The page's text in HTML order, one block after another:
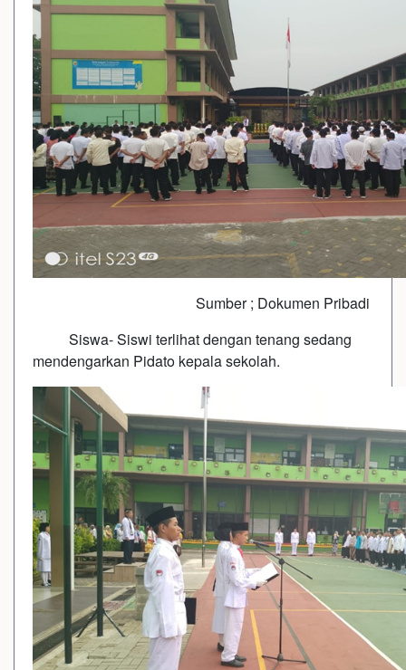
Sumber ; Dokumen Pribadi
Siswa- Siswi terlihat dengan tenang sedang
mendengarkan Pidato kepala sekolah.